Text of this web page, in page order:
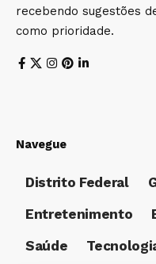
recebendo sugestões
como prioridade.
Navegue
Distrito Federal
Entretenimento
Saúde